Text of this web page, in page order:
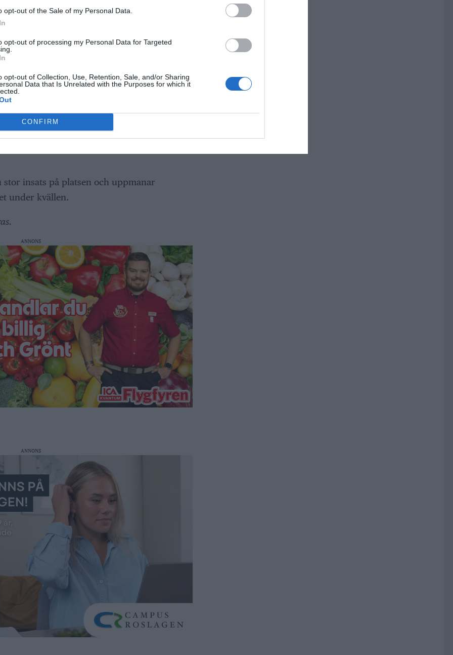
opt-out of the Sale of my Personal Data.
opt-out of processing my Personal Data for Targeted
opt-out of Collection, Use, Retention, Sale, and/or Sharing
Data that Is Unrelated with the Purposes for which it
CONFIRM
hög hastighet in mot busshållsplatsen, där
den kolliderade med ett träd och välte.
Jag såg tre personer ligga på marken i
enligt uppgifter till Allt om Norrtälje.
säger till Allt Om Norrtälje att hon lämnade
innan olyckan. Då stod en man och en
från tunnelbanan såg hon förödelsen.
hade stannat upp och det låg glas på
insats på platsen och uppmanar
under kvällen.
ANNONS
ANNONS